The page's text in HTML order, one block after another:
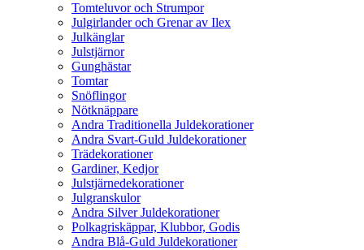
Tomteluvor och Strumpor
Julgirlander och Grenar av Ilex
Julkänglar
Julstjärnor
Gunghästar
Tomtar
Snöflingor
Nötknäppare
Andra Traditionella Juldekorationer
Andra Svart-Guld Juldekorationer
Trädekorationer
Gardiner, Kedjor
Julstjärnedekorationer
Julgranskulor
Andra Silver Juldekorationer
Polkagriskäppar, Klubbor, Godis
Andra Blå-Guld Juldekorationer